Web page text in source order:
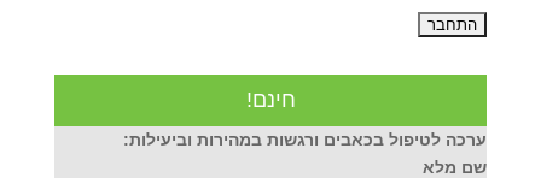
חינם!
ערכה לטיפול בכאבים ורגשות במהירות וביעילות:
שם מלא